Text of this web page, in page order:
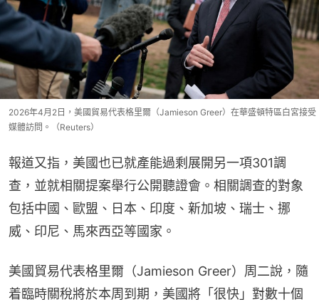
2026年4月2日，美國貿易代表格里爾（Jamieson Greer）在華盛頓特區白宮接受
媒體訪問。（Reuters）
報道又指，美國也已就產能過剩展開另一項301調
查，並就相關提案舉行公開聽證會。相關調查的對象
包括中國、歐盟、日本、印度、新加坡、瑞士、挪
威、印尼、馬來西亞等國家。
美國貿易代表格里爾（Jamieson Greer）周二說，隨
着臨時關稅將於本周到期，美國將「很快」對數十個